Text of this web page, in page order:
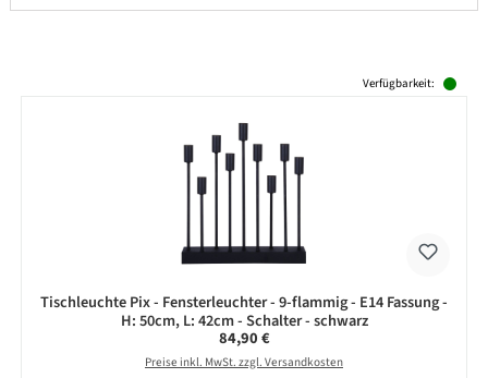
Verfügbarkeit:
Tischleuchte Pix - Fensterleuchter - 9-flammig - E14 Fassung -
H: 50cm, L: 42cm - Schalter - schwarz
Regulärer Preis:
84,90 €
Preise inkl. MwSt. zzgl. Versandkosten